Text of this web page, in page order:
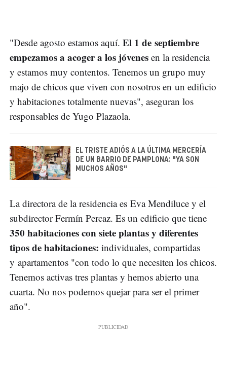
"Desde agosto estamos aquí. El 1 de septiembre
empezamos a acoger a los jóvenes en la residencia
y estamos muy contentos. Tenemos un grupo muy
majo de chicos que viven con nosotros en un edificio
y habitaciones totalmente nuevas", aseguran los
responsables de Yugo Plazaola.
EL TRISTE ADIÓS A LA ÚLTIMA MERCERÍA
DE UN BARRIO DE PAMPLONA: "YA SON
MUCHOS AÑOS"
La directora de la residencia es Eva Mendiluce y el
subdirector Fermín Percaz. Es un edificio que tiene
350 habitaciones con siete plantas y diferentes
tipos de habitaciones: individuales, compartidas
y apartamentos "con todo lo que necesiten los chicos.
Tenemos activas tres plantas y hemos abierto una
cuarta. No nos podemos quejar para ser el primer
año".